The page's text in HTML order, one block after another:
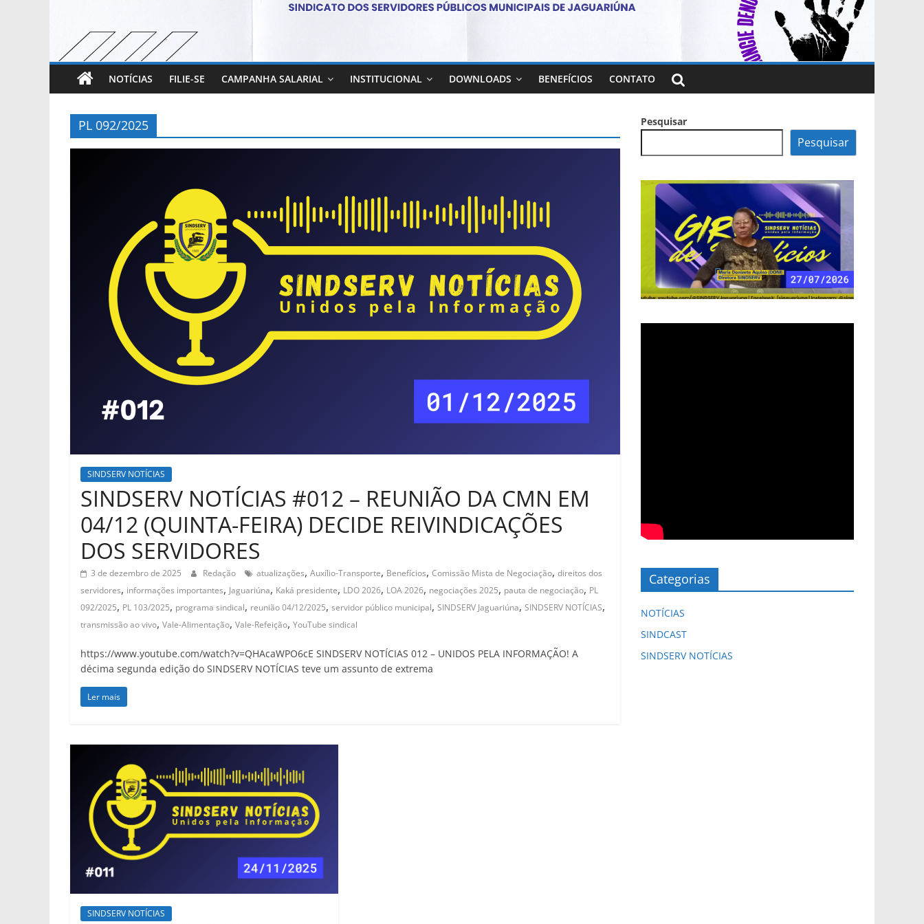
NOTÍCIAS FILIE-SE CAMPANHA SALARIAL INSTITUCIONAL DOWNLOADS BENEFÍCIOS CONTATO
PL 092/2025
SINDSERV NOTÍCIAS
SINDSERV NOTÍCIAS #012 – REUNIÃO DA CMN EM
04/12 (QUINTA-FEIRA) DECIDE REIVINDICAÇÕES
DOS SERVIDORES
3 de dezembro de 2025 Redação atualizações, Auxílio-Transporte, Benefícios, Comissão Mista de Negociação, direitos dos
servidores, informações importantes, Jaguariúna, Kaká presidente, LDO 2026, LOA 2026, negociações 2025, pauta de negociação, PL
092/2025, PL 103/2025, programa sindical, reunião 04/12/2025, servidor público municipal, SINDSERV Jaguariúna, SINDSERV NOTÍCIAS,
transmissão ao vivo, Vale-Alimentação, Vale-Refeição, YouTube sindical
https://www.youtube.com/watch?v=QHAcaWPO6cE SINDSERV NOTÍCIAS 012 – UNIDOS PELA INFORMAÇÃO! A
décima segunda edição do SINDSERV NOTÍCIAS teve um assunto de extrema
Ler mais
SINDSERV NOTÍCIAS
Pesquisar
Pesquisar
Categorias
NOTÍCIAS
SINDCAST
SINDSERV NOTÍCIAS